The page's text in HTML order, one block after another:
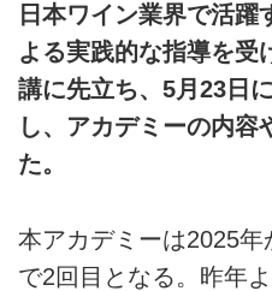
日本ワイン業界で活躍
よる実践的な指導を受
講に先立ち、5月23日
し、アカデミーの内容
た。
本アカデミーは2025
で2回目となる。昨年